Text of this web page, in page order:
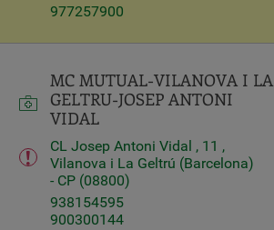
977257900
MC MUTUAL-VILANOVA I LA
GELTRU-JOSEP ANTONI
VIDAL
CL Josep Antoni Vidal , 11 ,
Vilanova i La Geltrú (Barcelona)
- CP (08800)
938154595
900300144